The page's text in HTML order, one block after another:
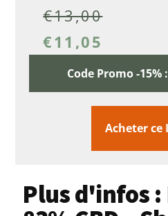
€13,00
€11,05
Code Promo -15%
Acheter ce
Plus d'infos :